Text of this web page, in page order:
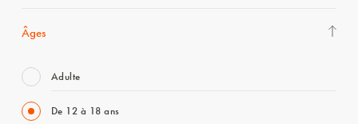
Âges
Adulte
De 12 à 18 ans